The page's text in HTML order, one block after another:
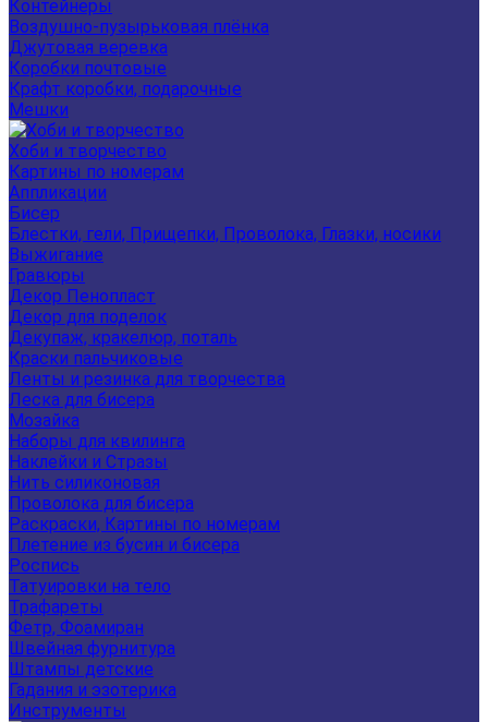
Контейнеры
Воздушно-пузырьковая плёнка
Джутовая веревка
Коробки почтовые
Крафт коробки, подарочные
Мешки
Хоби и творчество
Картины по номерам
Аппликации
Бисер
Блестки, гели, Прищепки, Проволока, Глазки, носики
Выжигание
Гравюры
Декор Пенопласт
Декор для поделок
Декупаж, кракелюр, поталь
Краски пальчиковые
Ленты и резинка для творчества
Леска для бисера
Мозайка
Наборы для квилинга
Наклейки и Стразы
Нить силиконовая
Проволока для бисера
Раскраски, Картины по номерам
Плетение из бусин и бисера
Роспись
Татуировки на тело
Трафареты
Фетр, Фоамиран
Швейная фурнитура
Штампы детские
Гадания и эзотерика
Инструменты